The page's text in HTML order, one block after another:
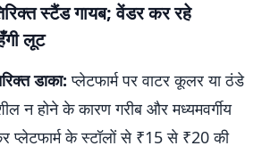
स्टैंड गायब; वेंडर कर रहे
लूट
डाका: प्लेटफार्म पर वाटर कूलर या ठंडे
न होने के कारण गरीब और मध्यमवर्गीय
प्लेटफार्म के स्टॉलों से ₹15 से ₹20 की